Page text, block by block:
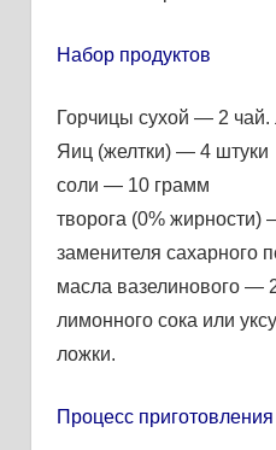
Набор продуктов
Горчицы сухой — 2 чай.
Яиц (желтки) — 4 штуки
соли — 10 грамм
творога (0% жирности)
заменителя сахарного
масла вазелинового —
лимонного сока или
ложки.
Процесс приготовления